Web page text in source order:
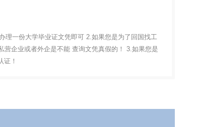
理一份大学毕业证文凭即可 2.如果您是为了回国找工
企业或者外企是不能 查询文凭真假的！ 3.如果您是
！